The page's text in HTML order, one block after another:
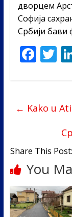
дворцем
Софија
Србији бави
F
ac
b
o
k
T
w
er
← Kako u
Share This Post:
You